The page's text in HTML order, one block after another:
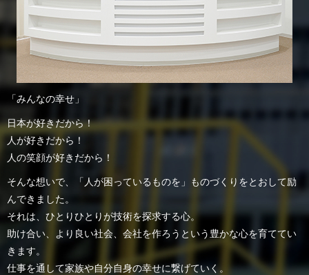
「みんなの幸せ」
日本が好きだから！
人が好きだから！
人の笑顔が好きだから！
そんな想いで、「人が困っているものを」ものづくりをとおして励
んできました。
それは、ひとりひとりが技術を探求する心。
助け合い、より良い社会、会社を作ろうという豊かな心を育ててい
きます。
仕事を通して家族や自分自身の幸せに繋げていく。